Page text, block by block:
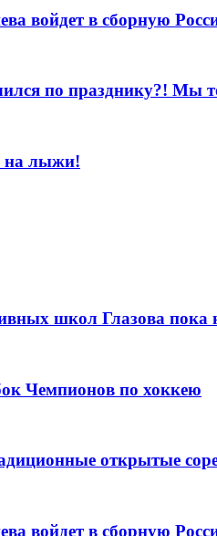
войдет в сборную
по празднику?! Мы
на лыжи!
школ Глазова пока
Чемпионов по хоккею
открытые
войдет в сборную